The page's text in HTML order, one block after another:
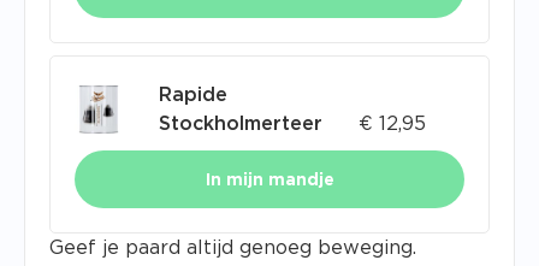
Rapide
Stockholmerteer
€ 12,95
In mijn mandje
Geef je paard altijd genoeg beweging.